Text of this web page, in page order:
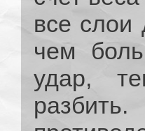
все слои
чем
удар,